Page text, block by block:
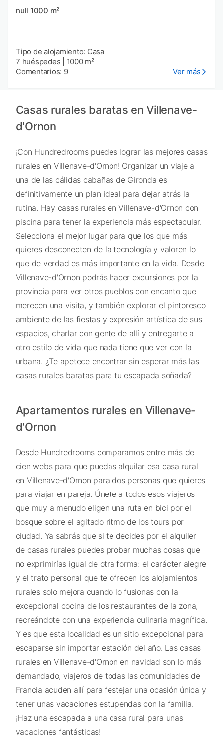
null 1000 m²
Tipo de alojamiento: Casa
7 huéspedes
1000 m²
Comentarios: 9
Ver más
Casas rurales baratas en Villenave-
d'Ornon
¡Con Hundredrooms puedes lograr las mejores casas
rurales en Villenave-d'Ornon! Organizar un viaje a
una de las cálidas cabañas de Gironda es
definitivamente un plan ideal para dejar atrás la
rutina. Hay casas rurales en Villenave-d'Ornon con
piscina para tener la experiencia más espectacular.
Selecciona el mejor lugar para que los que más
quieres desconecten de la tecnología y valoren lo
que de verdad es más importante en la vida. Desde
Villenave-d'Ornon podrás hacer excursiones por la
provincia para ver otros pueblos con encanto que
merecen una visita, y también explorar el pintoresco
ambiente de las fiestas y expresión artística de sus
espacios, charlar con gente de allí y entregarte a
otro estilo de vida que nada tiene que ver con la
urbana. ¿Te apetece encontrar sin esperar más las
casas rurales baratas para tu escapada soñada?
Apartamentos rurales en Villenave-
d'Ornon
Desde Hundredrooms comparamos entre más de
cien webs para que puedas alquilar esa casa rural
en Villenave-d'Ornon para dos personas que quieres
para viajar en pareja. Únete a todos esos viajeros
que muy a menudo eligen una ruta en bici por el
bosque sobre el agitado ritmo de los tours por
ciudad. Ya sabrás que si te decides por el alquiler
de casas rurales puedes probar muchas cosas que
no exprimirías igual de otra forma: el carácter alegre
y el trato personal que te ofrecen los alojamientos
rurales solo mejora cuando lo fusionas con la
excepcional cocina de los restaurantes de la zona,
recreándote con una experiencia culinaria magnífica.
Y es que esta localidad es un sitio excepcional para
escaparse sin importar estación del año. Las casas
rurales en Villenave-d'Ornon en navidad son lo más
demandado, viajeros de todas las comunidades de
Francia acuden allí para festejar una ocasión única y
tener unas vacaciones estupendas con la familia.
¡Haz una escapada a una casa rural para unas
vacaciones fantásticas!